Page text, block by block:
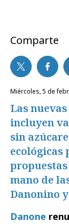
Comparte
miércoles, 5 de
Las
incluyen
sin
ecológicas
mano de
Danonino y
Danone